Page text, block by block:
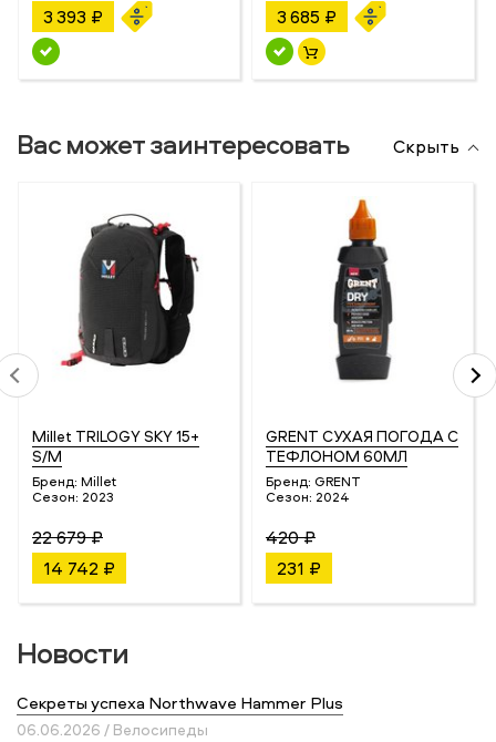
3 393 ₽
3 685 ₽
Вас может заинтересовать Скрыть
Millet TRILOGY SKY 15+
S/M
Бренд: Millet
Сезон: 2023
22 679 ₽
14 742 ₽
GRENT СУХАЯ ПОГОДА С
ТЕФЛОНОМ 60МЛ
Бренд: GRENT
Сезон: 2024
420 ₽
231 ₽
Новости
Секреты успеха Northwave Hammer Plus
06.06.2026 / Велосипеды